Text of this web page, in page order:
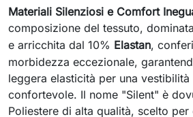
Materiali Silenziosi e Comfort
composizione del tessuto,
e arricchita dal 10% Elastan,
morbidezza eccezionale,
leggera elasticità per una
confortevole. Il nome "Silent" è
Poliestere di alta qualità, scelto per